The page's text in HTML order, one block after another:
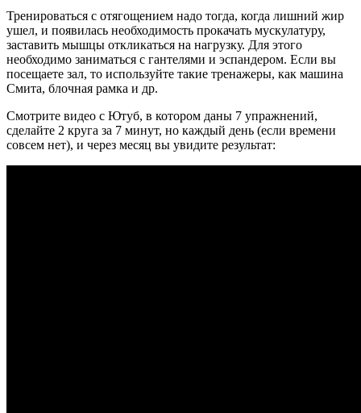
Тренироваться с отягощением надо тогда, когда лишний жир
ушел, и появилась необходимость прокачать мускулатуру,
заставить мышцы откликаться на нагрузку. Для этого
необходимо заниматься с гантелями и эспандером. Если вы
посещаете зал, то используйте такие тренажеры, как машина
Смита, блочная рамка и др.
Смотрите видео с Ютуб, в котором даны 7 упражнений,
сделайте 2 круга за 7 минут, но каждый день (если времени
совсем нет), и через месяц вы увидите результат: